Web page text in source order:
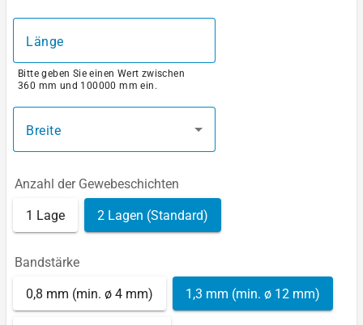
Länge
Bitte geben Sie einen Wert zwischen
360 mm und 100000 mm ein.
Breite
Anzahl der Gewebeschichten
1 Lage 2 Lagen (Standard)
Bandstärke
0,8 mm (min. ø 4 mm) 1,3 mm (min. ø 12 mm)